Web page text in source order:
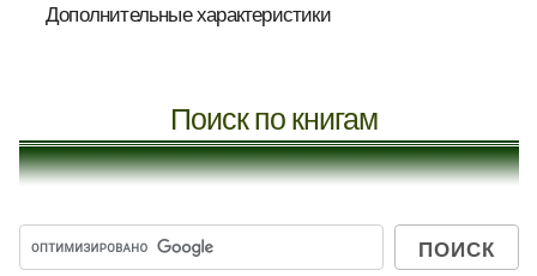
Дополнительные характеристики
Поиск по книгам